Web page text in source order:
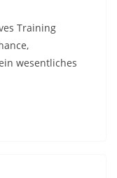
Training
wesentliches